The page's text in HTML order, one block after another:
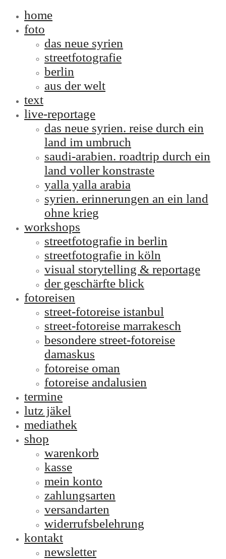
home
foto
das neue syrien
streetfotografie
berlin
aus der welt
text
live-reportage
das neue syrien. reise durch ein
land im umbruch
saudi-arabien. roadtrip durch ein
land voller konstraste
yalla yalla arabia
syrien. erinnerungen an ein land
ohne krieg
workshops
streetfotografie in berlin
streetfotografie in köln
visual storytelling & reportage
der geschärfte blick
fotoreisen
street-fotoreise istanbul
street-fotoreise marrakesch
besondere street-fotoreise
damaskus
fotoreise oman
fotoreise andalusien
termine
lutz jäkel
mediathek
shop
warenkorb
kasse
mein konto
zahlungsarten
versandarten
widerrufsbelehrung
kontakt
newsletter